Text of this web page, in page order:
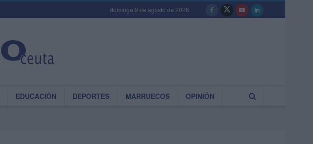
domingo 9 de agosto de 2026
EDUCACIÓN DEPORTES MARRUECOS OPINIÓN